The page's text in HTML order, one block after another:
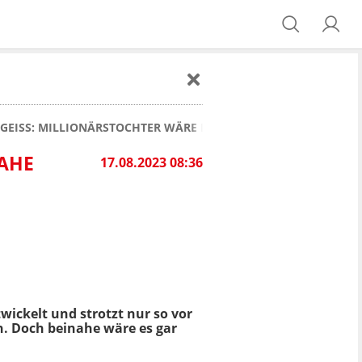
MILLIONÄRSTOCHTER WÄRE BEINAHE GESTORBEN!
17.08.2023 08:36
und strotzt nur so vor
Doch beinahe wäre es gar